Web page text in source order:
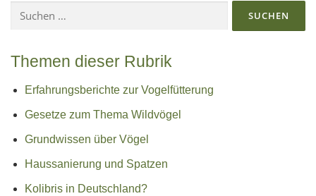
nach:
Themen dieser Rubrik
Erfahrungsberichte zur Vogelfütterung
Gesetze zum Thema Wildvögel
Grundwissen über Vögel
Haussanierung und Spatzen
Kolibris in Deutschland?